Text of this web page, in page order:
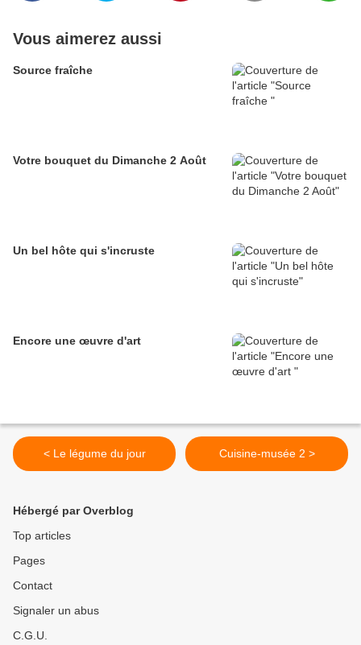
Vous aimerez aussi
Source fraîche
Votre bouquet du Dimanche 2 Août
Un bel hôte qui s'incruste
Encore une œuvre d'art
< Le légume du jour Cuisine-musée 2 >
Hébergé par Overblog
Top articles
Pages
Contact
Signaler un abus
C.G.U.